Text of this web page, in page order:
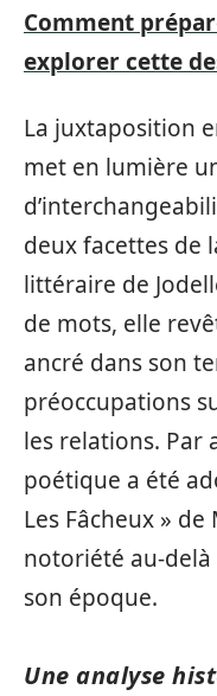
Comment
explorer cette
La juxtaposition
met en lumière
deux facettes de
littéraire de
de mots, elle
ancré dans son
préoccupations
les relations. Par
poétique a été
Les Fâcheux »
notoriété au-delà
son époque.
Une analyse